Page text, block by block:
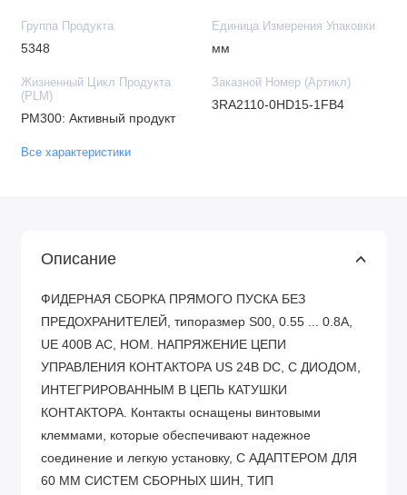
Группа Продукта
5348
Единица Измерения Упаковки
мм
Жизненный Цикл Продукта
(PLM)
PM300: Активный продукт
Заказной Номер (Артикл)
3RA2110-0HD15-1FB4
Все характеристики
Описание
ФИДЕРНАЯ СБОРКА ПРЯМОГО ПУСКА БЕЗ
ПРЕДОХРАНИТЕЛЕЙ, типоразмер S00, 0.55 ... 0.8A,
UE 400В АС, НОМ. НАПРЯЖЕНИЕ ЦЕПИ
УПРАВЛЕНИЯ КОНТАКТОРА US 24В DC, С ДИОДОМ,
ИНТЕГРИРОВАННЫМ В ЦЕПЬ КАТУШКИ
КОНТАКТОРА. Контакты оснащены винтовыми
клеммами, которые обеспечивают надежное
соединение и легкую установку, С АДАПТЕРОМ ДЛЯ
60 ММ СИСТЕМ СБОРНЫХ ШИН, ТИП